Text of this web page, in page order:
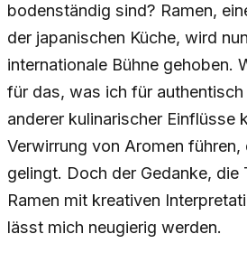
bodenständig sind? Ramen,
der japanischen Küche, wird
internationale Bühne gehoben.
für das, was ich für authentisch
anderer kulinarischer Einflüsse
Verwirrung von Aromen führen,
gelingt. Doch der Gedanke, die
Ramen mit kreativen
lässt mich neugierig werden.